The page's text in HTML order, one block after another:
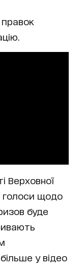
Верховної
голоси щодо
буде
у відео